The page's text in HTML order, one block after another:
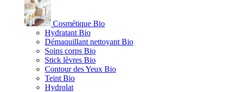
Cosmétique Bio
Hydratant Bio
Démaquillant nettoyant Bio
Soins corps Bio
Stick lèvres Bio
Contour des Yeux Bio
Teint Bio
Hydrolat